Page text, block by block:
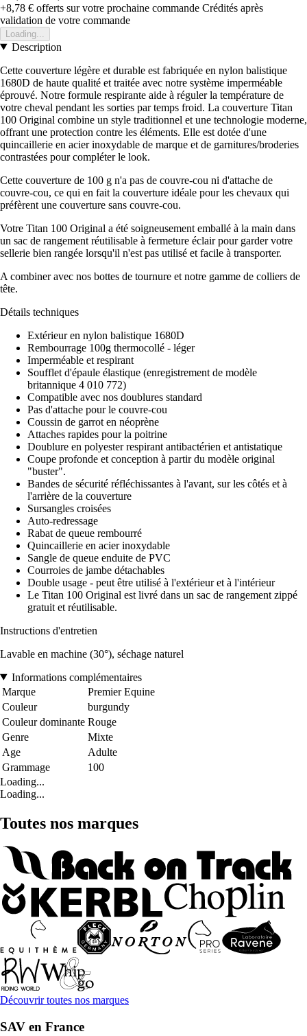
+8,78 € offerts sur votre prochaine commande Crédités après
validation de votre commande
Loading...
Description
Cette couverture légère et durable est fabriquée en nylon balistique
1680D de haute qualité et traitée avec notre système imperméable
éprouvé. Notre formule respirante aide à réguler la température de
votre cheval pendant les sorties par temps froid. La couverture Titan
100 Original combine un style traditionnel et une technologie moderne,
offrant une protection contre les éléments. Elle est dotée d'une
quincaillerie en acier inoxydable de marque et de garnitures/broderies
contrastées pour compléter le look.
Cette couverture de 100 g n'a pas de couvre-cou ni d'attache de
couvre-cou, ce qui en fait la couverture idéale pour les chevaux qui
préfèrent une couverture sans couvre-cou.
Votre Titan 100 Original a été soigneusement emballé à la main dans
un sac de rangement réutilisable à fermeture éclair pour garder votre
sellerie bien rangée lorsqu'il n'est pas utilisé et facile à transporter.
A combiner avec nos bottes de tournure et notre gamme de colliers de
tête.
Détails techniques
Extérieur en nylon balistique 1680D
Rembourrage 100g thermocollé - léger
Imperméable et respirant
Soufflet d'épaule élastique (enregistrement de modèle
britannique 4 010 772)
Compatible avec nos doublures standard
Pas d'attache pour le couvre-cou
Coussin de garrot en néoprène
Attaches rapides pour la poitrine
Doublure en polyester respirant antibactérien et antistatique
Coupe profonde et conception à partir du modèle original
"buster".
Bandes de sécurité réfléchissantes à l'avant, sur les côtés et à
l'arrière de la couverture
Sursangles croisées
Auto-redressage
Rabat de queue rembourré
Quincaillerie en acier inoxydable
Sangle de queue enduite de PVC
Courroies de jambe détachables
Double usage - peut être utilisé à l'extérieur et à l'intérieur
Le Titan 100 Original est livré dans un sac de rangement zippé
gratuit et réutilisable.
Instructions d'entretien
Lavable en machine (30°), séchage naturel
Informations complémentaires
Marque
Premier Equine
Couleur
burgundy
Couleur dominante Rouge
Genre
Mixte
Age
Adulte
Grammage
100
Loading...
Loading...
Toutes nos marques
Découvrir toutes nos marques
SAV en France